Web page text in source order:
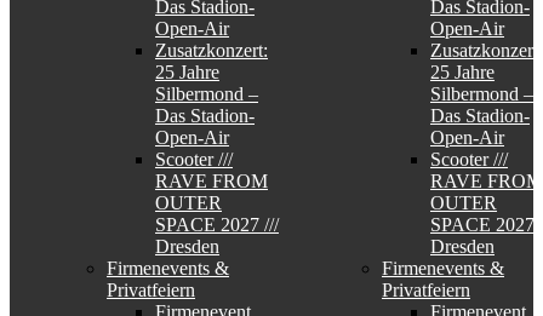
Das Stadion-
Open-Air
Zusatzkonzert:
25 Jahre
Silbermond –
Das Stadion-
Open-Air
Scooter ///
RAVE FROM
OUTER
SPACE 2027 ///
Dresden
Firmenevents &
Privatfeiern
Firmenevent
Das Stadion-
Open-Air
Zusatzkonzert:
25 Jahre
Silbermond –
Das Stadion-
Open-Air
Scooter ///
RAVE FROM
OUTER
SPACE 2027
Dresden
Firmenevents &
Privatfeiern
Firmenevent